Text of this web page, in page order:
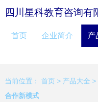
四川星科教育咨询有
首页 企业简介 产
当前位置： 首页 > 产品大全 >
合作新模式